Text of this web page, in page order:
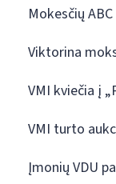
Mokesčių ABC
Viktorina
VMI kviečia į
VMI turto
Įmonių VDU